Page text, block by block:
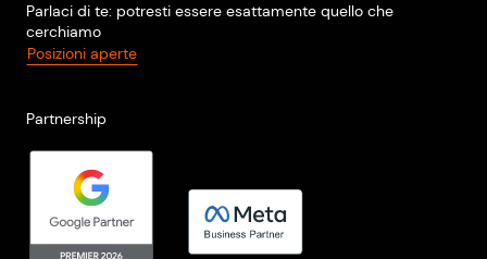
Parlaci di te: potresti essere esattamente quello che
cerchiamo
Posizioni aperte
Partnership